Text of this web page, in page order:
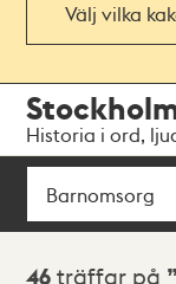
Välj vilka
navigationen
huvudinnehållet
Historia i ord,
Sök
Sökresultat
46 träffar på